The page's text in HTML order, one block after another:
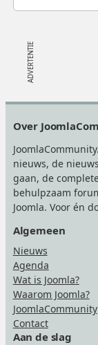
Over
nieuws, de
gaan, de
behulpzaam
Joomla. Voor én
Algemeen
Nieuws
Agenda
Wat is Joomla?
Waarom Joomla?
JoomlaCommunity
Contact
Aan de slag